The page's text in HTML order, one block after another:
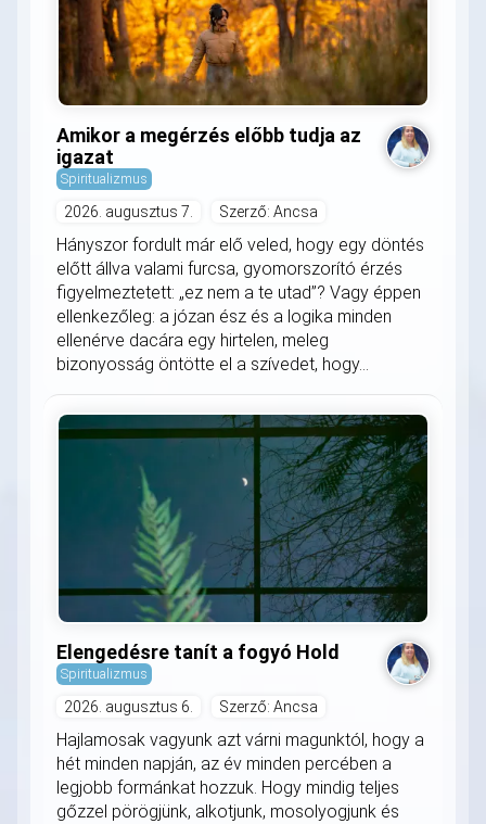
Amikor a megérzés előbb tudja az
igazat
Spiritualizmus
2026. augusztus 7. Szerző: Ancsa
Hányszor fordult már elő veled, hogy egy döntés
előtt állva valami furcsa, gyomorszorító érzés
figyelmeztetett: „ez nem a te utad”? Vagy éppen
ellenkezőleg: a józan ész és a logika minden
ellenérve dacára egy hirtelen, meleg
bizonyosság öntötte el a szívedet, hogy...
Elengedésre tanít a fogyó Hold
Spiritualizmus
2026. augusztus 6. Szerző: Ancsa
Hajlamosak vagyunk azt várni magunktól, hogy a
hét minden napján, az év minden percében a
legjobb formánkat hozzuk. Hogy mindig teljes
gőzzel pörögjünk, alkotjunk, mosolyogjunk és